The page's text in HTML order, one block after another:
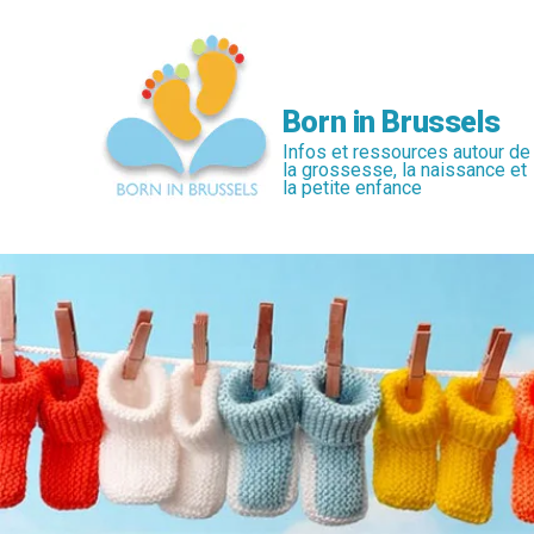
Born in Brussels
Infos et ressources autour de
la grossesse, la naissance et
la petite enfance